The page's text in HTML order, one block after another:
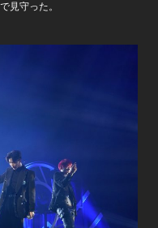
見守った。